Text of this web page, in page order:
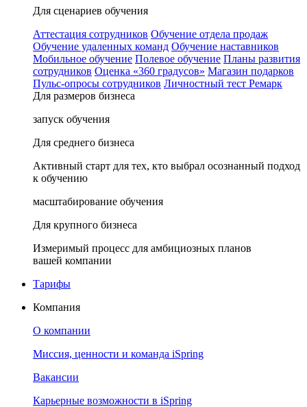
Для сценариев обучения
Аттестация сотрудников Обучение отдела продаж
Обучение удаленных команд Обучение наставников
Мобильное обучение Полевое обучение Планы развития
сотрудников Оценка «360 градусов» Магазин подарков
Пульс-опросы сотрудников Личностный тест Ремарк
Для размеров бизнеса
запуск обучения
Для среднего бизнеса
Активный старт для тех, кто выбрал осознанный подход
к обучению
масштабирование обучения
Для крупного бизнеса
Измеримый процесс для амбициозных планов
вашей компании
Тарифы
Компания
О компании
Миссия, ценности и команда iSpring
Вакансии
Карьерные возможности в iSpring